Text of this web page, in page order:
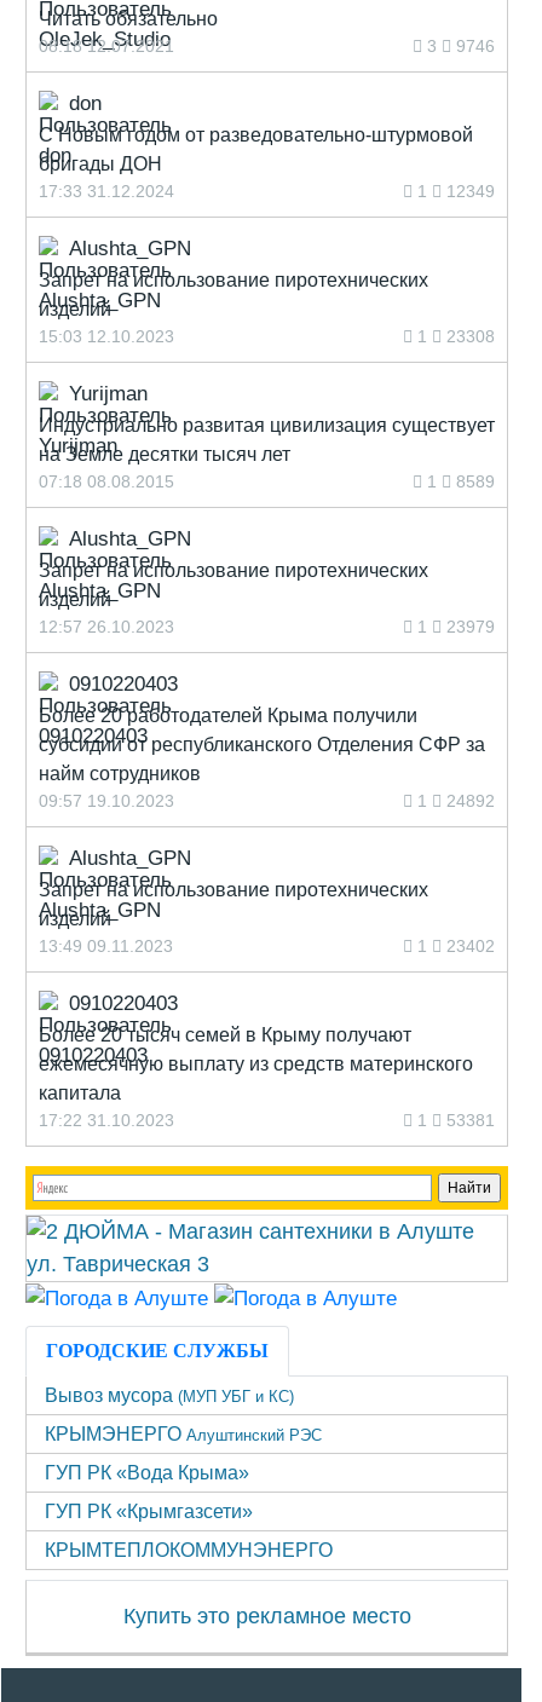
Читать обязательно
08:18 12.07.2021 3 9746
don
С Новым годом от разведовательно-штурмовой
бригады ДОН
17:33 31.12.2024 1 12349
Alushta_GPN
Запрет на использование пиротехнических
изделий
15:03 12.10.2023 1 23308
Yurijman
Индустриально развитая цивилизация существует
на Земле десятки тысяч лет
07:18 08.08.2015 1 8589
Alushta_GPN
Запрет на использование пиротехнических
изделий
12:57 26.10.2023 1 23979
0910220403
Более 20 работодателей Крыма получили
субсидии от республиканского Отделения СФР за
найм сотрудников
09:57 19.10.2023 1 24892
Alushta_GPN
Запрет на использование пиротехнических
изделий
13:49 09.11.2023 1 23402
0910220403
Более 20 тысяч семей в Крыму получают
ежемесячную выплату из средств материнского
капитала
17:22 31.10.2023 1 53381
ГОРОДСКИЕ СЛУЖБЫ
Вывоз мусора (МУП УБГ и КС)
КРЫМЭНЕРГО Алуштинский РЭС
ГУП РК «Вода Крыма»
ГУП РК «Крымгазсети»
КРЫМТЕПЛОКОММУНЭНЕРГО
Купить это рекламное место